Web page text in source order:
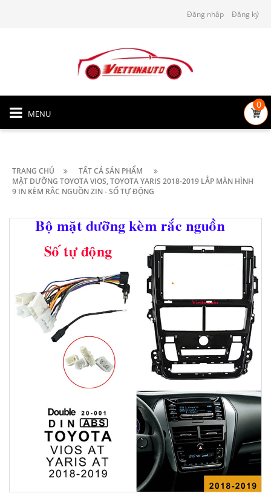
Đăng nhập Đăng ký
MENU
0
TRANG CHỦ
TẤT CẢ SẢN PHẨM
MẶT DƯỠNG TOYOTA VIOS, TOYOTA YARIS 2018-2019 LẮP MÀN HÌNH
9 IN KÈM RẮC NGUỒN ZIN - SỐ TỰ ĐỘNG